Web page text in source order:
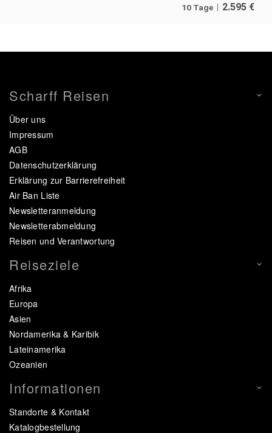
10 Tage 2.595 €
Scharff Reisen
Über uns
Impressum
AGB
Datenschutzerklärung
Erklärung zur Barrierefreiheit
Air Ban Liste
Newsletteranmeldung
Newsletterabmeldung
Reisen und Verantwortung
Reiseziele
Afrika
Europa
Asien
Nordamerika & Karibik
Lateinamerika
Ozeanien
Informationen
Standorte & Kontakt
Katalogbestellung